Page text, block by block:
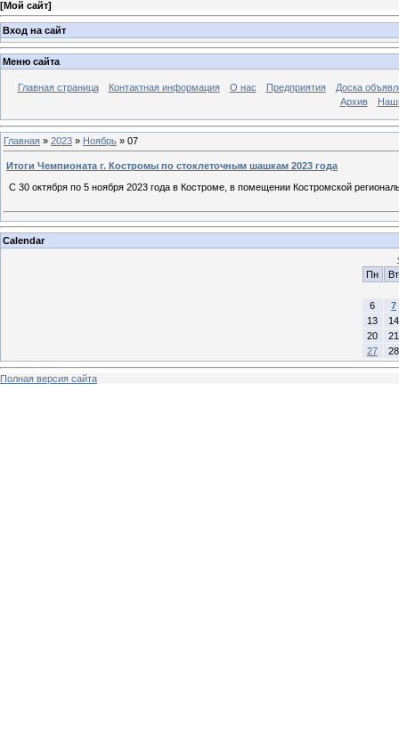
[Мой сайт]
Вход на сайт
Меню сайта
Главная страница Контактная информация О нас Предприятия
Доска
Архив
Главная » 2023 » Ноябрь » 07
Итоги Чемпионата г. Костромы по стоклеточным шашкам 2023 года
С 30 октября по 5 ноября 2023 года в Костроме, в помещении Костромской
Calendar
Пн
Вт
6
7
13
14
20
21
27
28
Полная версия сайта